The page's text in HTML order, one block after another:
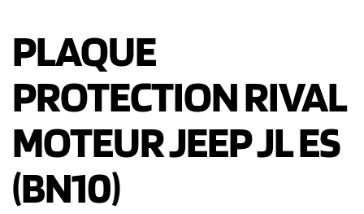
PLAQUE
PROTECTION RIVAL
MOTEUR JEEP JL ES
(BN10)